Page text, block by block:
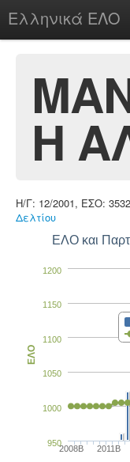
Ελληνικά ΕΛΟ
chesstu.be @ discord
LoginΗ
Η/Γ: 12/2001, ΕΣΟ:
Δελτίου
ΕΛΟ και
2008B 2011B
950
1000
1050
1100
1150
1200
ΕΛΟ